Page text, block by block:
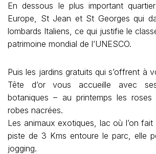
En dessous le plus important
Europe, St Jean et St Georges qui
lombards Italiens, ce qui justifie le
patrimoine mondial de l’UNESCO.
Puis les jardins gratuits qui s’offrent à
Tête d’or vous accueille avec
botaniques – au printemps les roses
robes nacrées.
Les animaux exotiques, lac où l’on
piste de 3 Kms entoure le parc, elle
jogging.